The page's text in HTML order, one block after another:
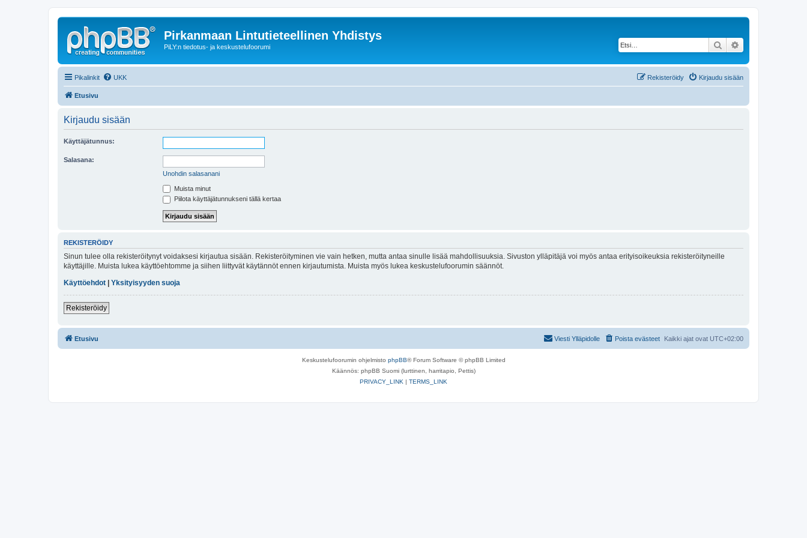
Pirkanmaan Lintutieteellinen Yhdistys
PiLY:n tiedotus- ja keskustelufoorumi Etsi
Pikalinkit UKK Kirjaudu sisään
Rekisteröidy
Etusivu
Kirjaudu sisään
Käyttäjätunnus:
Salasana:
Unohdin salasanani
Muista minut
Piilota käyttäjätunnukseni tällä kertaa
REKISTERÖIDY
Sinun tulee olla rekisteröitynyt voidaksesi kirjautua sisään. Rekisteröityminen vie vain hetken, mutta antaa sinulle lisää mahdollisuuksia. Sivuston ylläpitäjä voi myös antaa erityisoikeuksia rekisteröityneille
käyttäjille. Muista lukea käyttöehtomme ja siihen liittyvät käytännöt ennen kirjautumista. Muista myös lukea keskustelufoorumin säännöt.
Käyttöehdot
Yksityisyyden suoja
Rekisteröidy
Etusivu Kaikki ajat ovat UTC+02:00
Poista evästeet
Viesti Ylläpidolle
Keskustelufoorumin ohjelmisto phpBB® Forum Software © phpBB Limited
Käännös: phpBB Suomi (lurttinen, harritapio, Pettis)
PRIVACY_LINK | TERMS_LINK